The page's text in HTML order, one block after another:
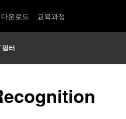
다운로드 교육과정